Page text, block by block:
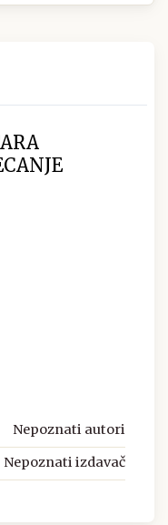
Nepoznati autori
Nepoznati izdavač